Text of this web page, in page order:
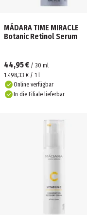
MÁDARA TIME MIRACLE
Botanic Retinol Serum
44,95 € / 30 ml
1.498,33 € / 1 l
Online verfügbar
In die Filiale lieferbar